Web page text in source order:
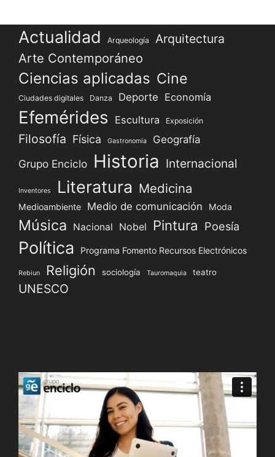
entradas
Actualidad Arqueología Arquitectura
Arte Contemporáneo
Ciencias aplicadas Cine
Ciudades digitales Danza Deporte Economía
Efemérides Escultura Exposición
Filosofía Física Gastronomía Geografía
Grupo Enciclo Historia Internacional
Inventores Literatura Medicina
Medioambiente Medio de comunicación Moda
Música Nacional Nobel Pintura Poesía
Política Programa Fomento Recursos Electrónicos
Rebiun Religión sociología Tauromaquia teatro
UNESCO